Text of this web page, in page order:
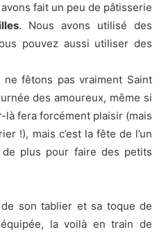
fait un peu de pâtisserie
. Nous avons utilisé des
pouvez aussi utiliser des
fêtons pas vraiment Saint
des amoureux, même si
fera forcément plaisir (mais
!), mais c’est la fête de l’un
plus pour faire des petits
son tablier et sa toque de
la voilà en train de